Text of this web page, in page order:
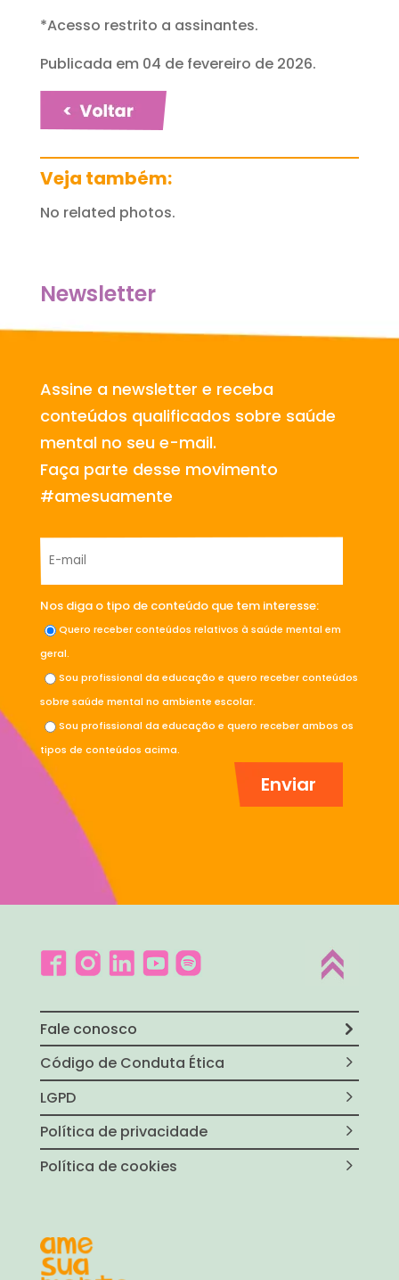
*Acesso restrito a assinantes.
Publicada em 04 de fevereiro de 2026.
Veja também:
No related photos.
Newsletter
Assine a newsletter e receba
conteúdos qualificados sobre saúde
mental no seu e-mail.
Faça parte desse movimento
#amesuamente
Nos diga o tipo de conteúdo que tem interesse:
Quero receber conteúdos relativos à saúde mental em
geral.
Sou profissional da educação e quero receber conteúdos
sobre saúde mental no ambiente escolar.
Sou profissional da educação e quero receber ambos os
tipos de conteúdos acima.
Fale conosco
Código de Conduta Ética
LGPD
Política de privacidade
Política de cookies